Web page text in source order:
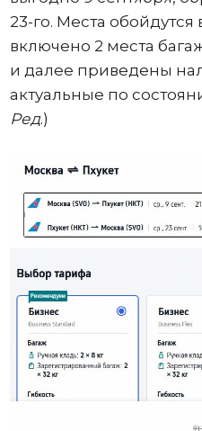
23-го. Места обойдутся
включено 2 места
и далее приведены
актуальные по
Ред.)